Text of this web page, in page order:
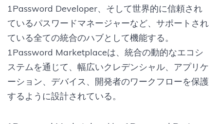
1Password Developer、そして世界的に信頼され
ているパスワードマネージャーなど、サポートされ
ている全ての統合のハブとして機能する。
1Password Marketplaceは、統合の動的なエコシ
ステムを通じて、幅広いクレデンシャル、アプリケ
ーション、デバイス、開発者のワークフローを保護
するように設計されている。